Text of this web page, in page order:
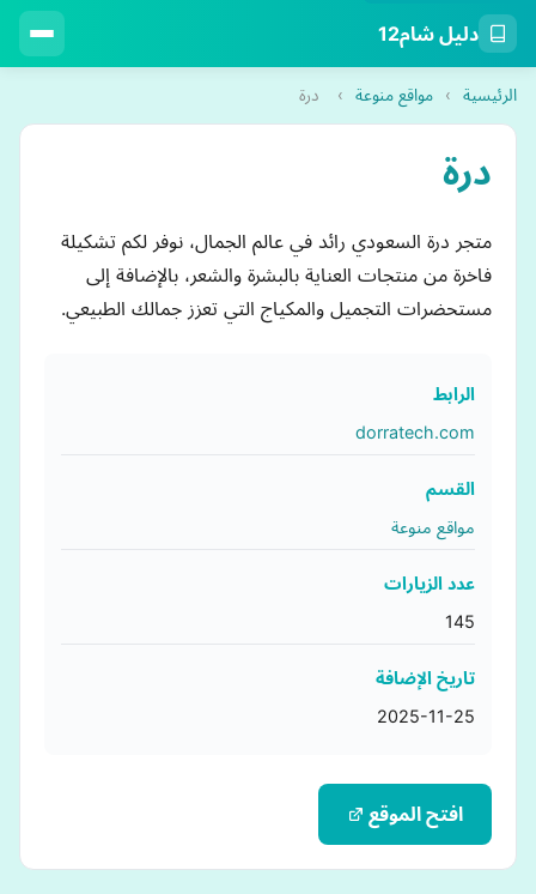
دليل شام12
الرئيسية › مواقع منوعة › درة
درة
متجر درة السعودي رائد في عالم الجمال، نوفر لكم تشكيلة
فاخرة من منتجات العناية بالبشرة والشعر، بالإضافة إلى
مستحضرات التجميل والمكياج التي تعزز جمالك الطبيعي.
الرابط
dorratech.com
القسم
مواقع منوعة
عدد الزيارات
145
تاريخ الإضافة
2025-11-25
افتح الموقع